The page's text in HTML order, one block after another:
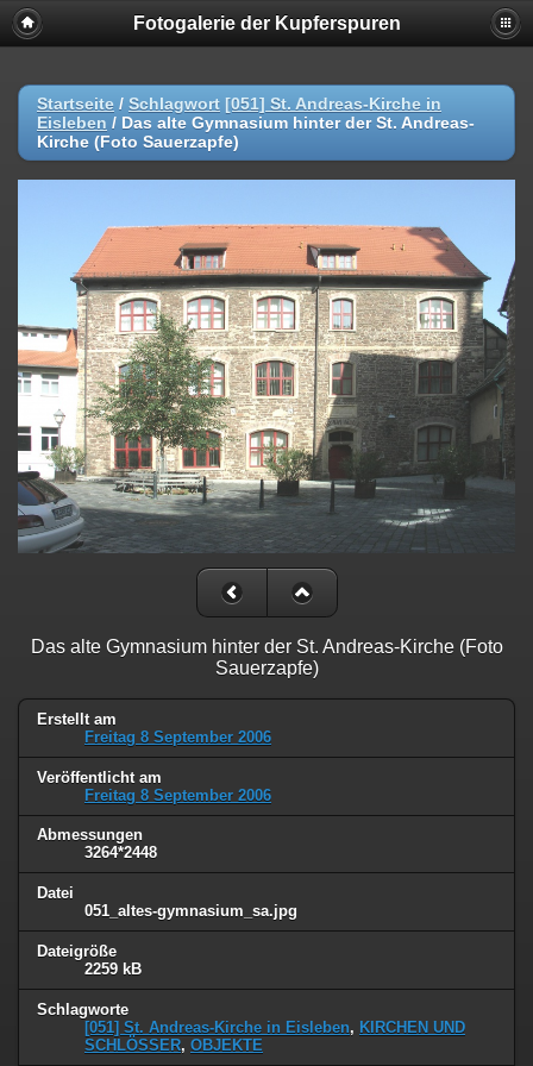
Fotogalerie der Kupferspuren
Startseite / Schlagwort [051] St. Andreas-Kirche in
Eisleben / Das alte Gymnasium hinter der St. Andreas-
Kirche (Foto Sauerzapfe)
Das alte Gymnasium hinter der St. Andreas-Kirche (Foto
Sauerzapfe)
Erstellt am
Freitag 8 September 2006
Veröffentlicht am
Freitag 8 September 2006
Abmessungen
3264*2448
Datei
051_altes-gymnasium_sa.jpg
Dateigröße
2259 kB
Schlagworte
[051] St. Andreas-Kirche in Eisleben, KIRCHEN UND
SCHLÖSSER, OBJEKTE